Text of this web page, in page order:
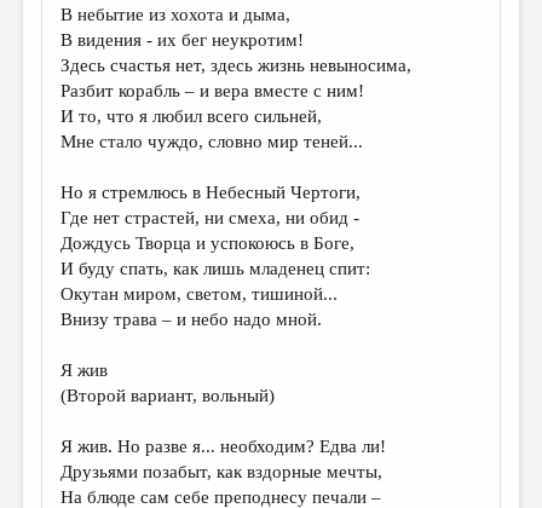
ДАЙДЖЕСТ
ПРОИЗВЕДЕНИЯ
ПЕРЕВОДЫ
КОНКУРСЫ
ДЕТСКАЯ КОМНАТА
КНИЖНАЯ ПОЛКА
ОБЗОР ЛИТЕРАТУРЫ
СТРАНИЦЫ ПАМЯТИ
ОБЪЯВЛЕНИЯ
РЕДКОЛЛЕГИЯ
ОТ РЕДАКЦИИ
В небытие из хохота и дыма,
В видения - их бег неукротим!
Здесь счастья нет, здесь жизнь невыносима,
Разбит корабль – и вера вместе с ним!
И то, что я любил всего сильней,
Мне стало чуждо, словно мир теней...
Но я стремлюсь в Небесный Чертоги,
Где нет страстей, ни смеха, ни обид -
Дождусь Творца и успокоюсь в Боге,
И буду спать, как лишь младенец спит:
Окутан миром, светом, тишиной...
Внизу трава – и небо надо мной.
Я жив
(Второй вариант, вольный)
Я жив. Но разве я... необходим? Едва ли!
Друзьями позабыт, как вздорные мечты,
На блюде сам себе преподнесу печали –